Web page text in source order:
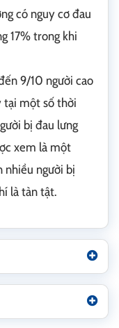
có nguy cơ đau
17% trong khi
9/10 người cao
tại một số thời
bị đau lưng
xem là một
nhiều người bị
là tàn tật.